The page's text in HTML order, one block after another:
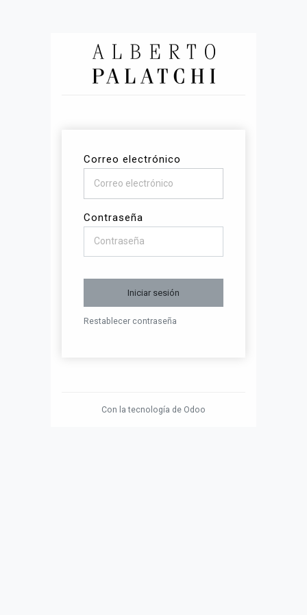
Correo electrónico
Contraseña
Iniciar sesión
Restablecer contraseña
Con la tecnología de Odoo